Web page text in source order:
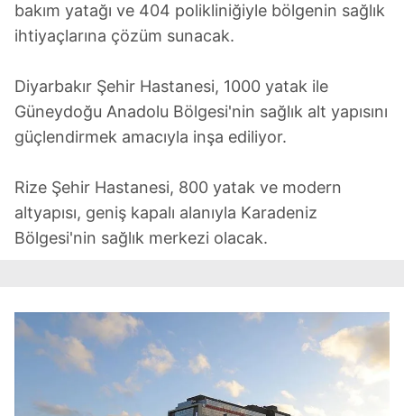
bakım yatağı ve 404 polikliniğiyle bölgenin sağlık
ihtiyaçlarına çözüm sunacak.
Diyarbakır Şehir Hastanesi, 1000 yatak ile
Güneydoğu Anadolu Bölgesi'nin sağlık alt yapısını
güçlendirmek amacıyla inşa ediliyor.
Rize Şehir Hastanesi, 800 yatak ve modern
altyapısı, geniş kapalı alanıyla Karadeniz
Bölgesi'nin sağlık merkezi olacak.